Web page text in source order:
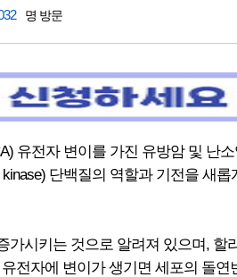
명 방문
유전자 변이를 가진 유방암 및 난
단백질의 역할과 기전을 새
가시키는 것으로 알려져 있으며,
전자에 변이가 생기면 세포의 돌